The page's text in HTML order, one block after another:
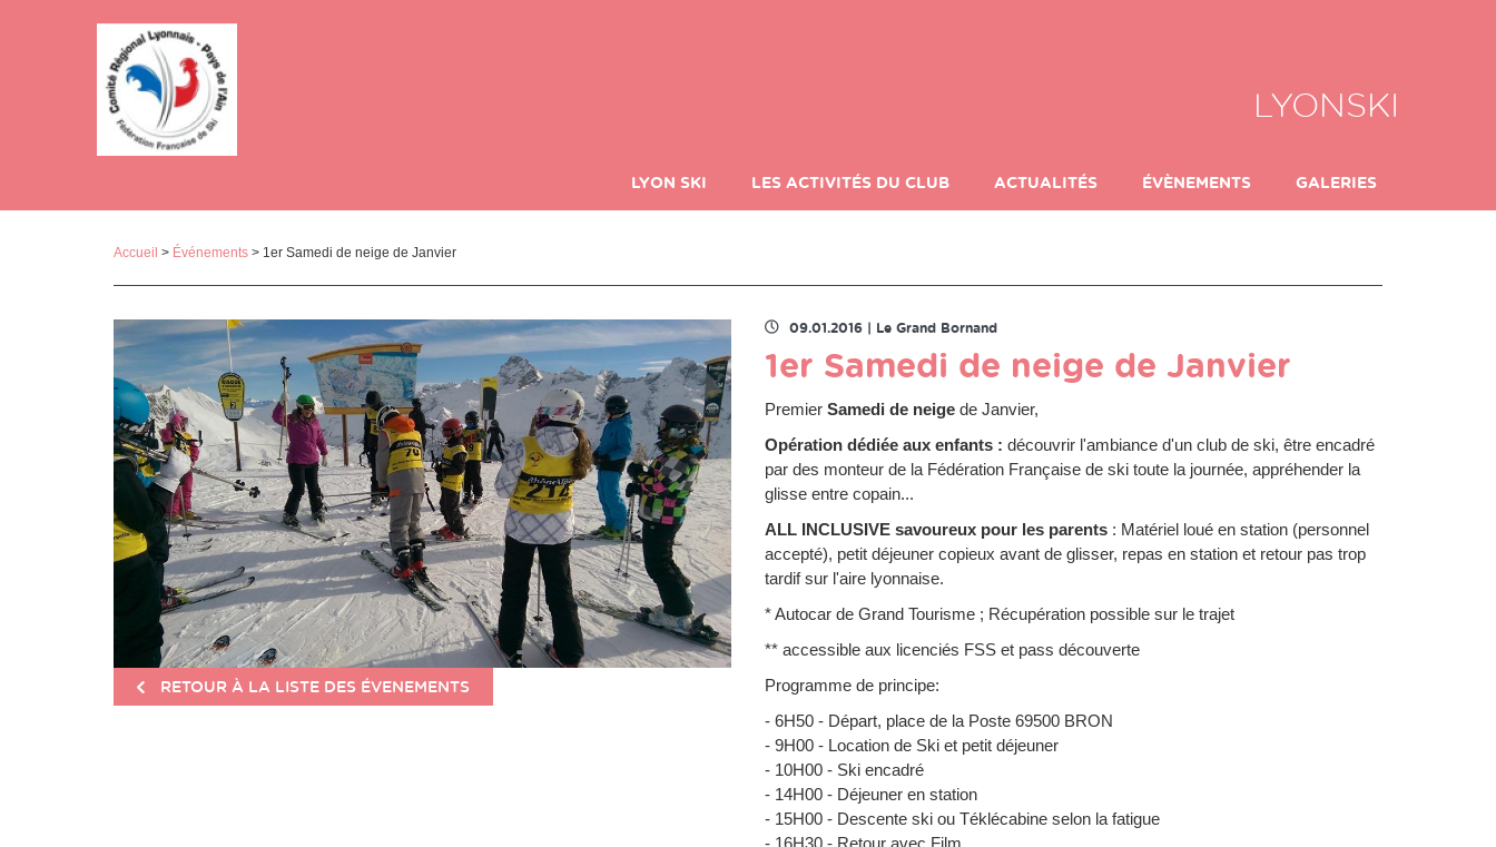
LYONSKI
LYON SKI LES ACTIVITÉS DU CLUB ACTUALITÉS ÉVÈNEMENTS GALERIES
Accueil > Événements > 1er Samedi de neige de Janvier
RETOUR À LA LISTE DES ÉVENEMENTS
09.01.2016 Le Grand Bornand
1er Samedi de neige de Janvier
Premier Samedi de neige de Janvier,
Opération dédiée aux enfants : découvrir l'ambiance d'un club de ski, être encadré
par des monteur de la Fédération Française de ski toute la journée, appréhender la
glisse entre copain...
ALL INCLUSIVE savoureux pour les parents : Matériel loué en station (personnel
accepté), petit déjeuner copieux avant de glisser, repas en station et retour pas trop
tardif sur l'aire lyonnaise.
* Autocar de Grand Tourisme ; Récupération possible sur le trajet
** accessible aux licenciés FSS et pass découverte
Programme de principe:
- 6H50 - Départ, place de la Poste 69500 BRON
- 9H00 - Location de Ski et petit déjeuner
- 10H00 - Ski encadré
- 14H00 - Déjeuner en station
- 15H00 - Descente ski ou Téklécabine selon la fatigue
- 16H30 - Retour avec Film